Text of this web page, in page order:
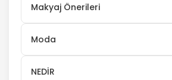
Makyaj Önerileri
Moda
NEDİR